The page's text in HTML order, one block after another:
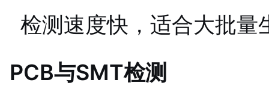
检测速度快，适合大批量
PCB与SMT检测